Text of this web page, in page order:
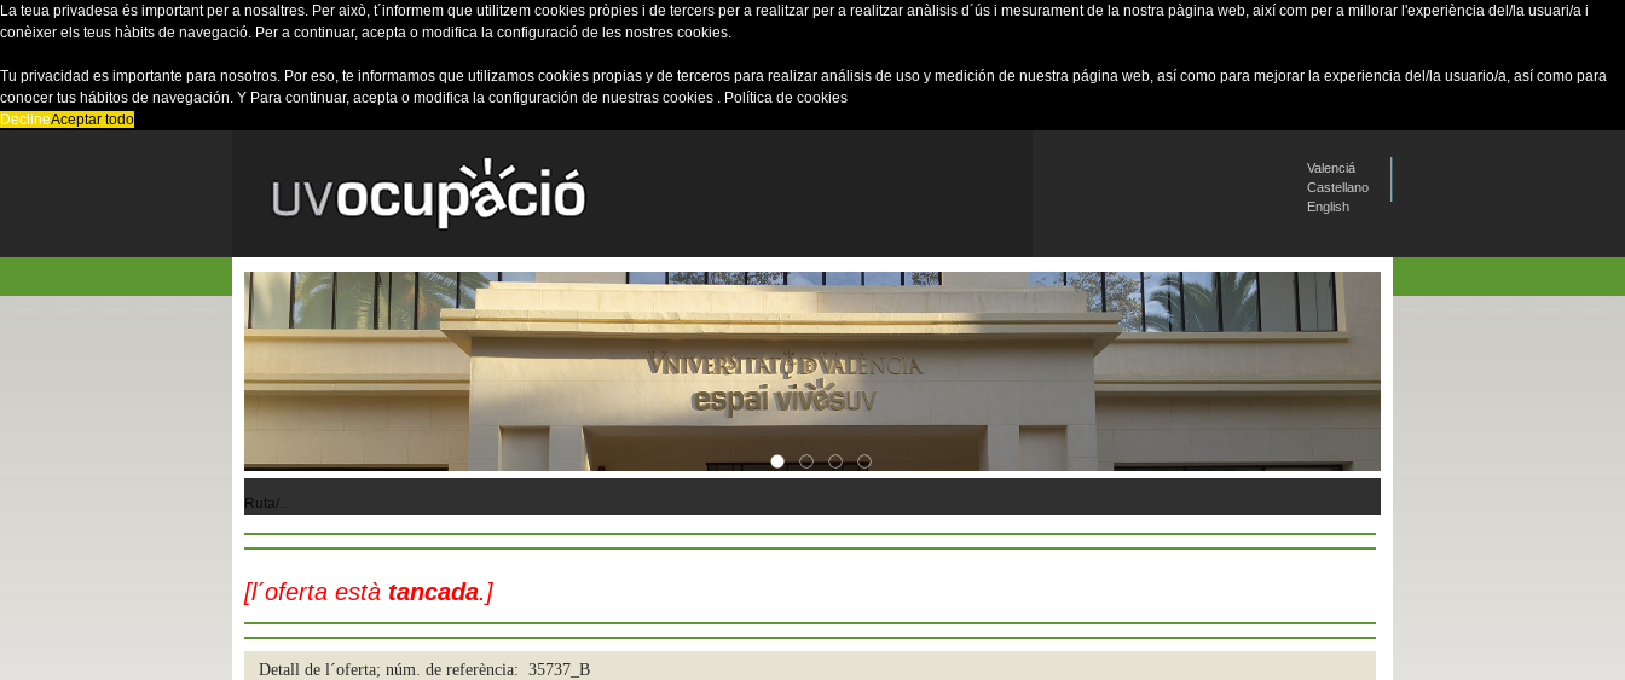
La teua privadesa és important per a nosaltres. Per això, t´informem que utilitzem cookies pròpies i de tercers per a realitzar per a realitzar anàlisis d´ús i mesurament de la nostra pàgina web, així com per a millorar l'experiència del/la usuari/a i
conèixer els teus hàbits de navegació. Per a continuar, acepta o modifica la configuració de les nostres cookies.
Tu privacidad es importante para nosotros. Por eso, te informamos que utilizamos cookies propias y de terceros para realizar análisis de uso y medición de nuestra página web, así como para mejorar la experiencia del/la usuario/a, así como para
conocer tus hábitos de navegación. Y Para continuar, acepta o modifica la configuración de nuestras cookies . Política de cookies
DeclineAceptar todo
Valenciá
Castellano
English
Ruta/..
[l´oferta està tancada.]
Detall de l´oferta; núm. de referència: 35737_B